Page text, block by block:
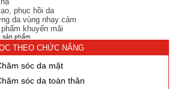
phục hồi da
da vùng nhạy cảm
khuyến mãi
sản phẩm
THEO CHỨC NĂNG
sóc da mặt
sóc da toàn thân